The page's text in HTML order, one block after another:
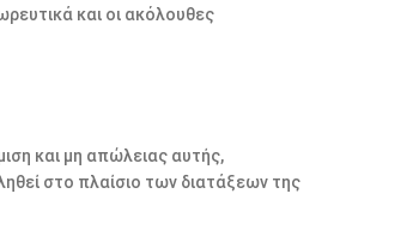
και οι ακόλουθες
και μη απώλειας αυτής,
στο πλαίσιο των διατάξεων της